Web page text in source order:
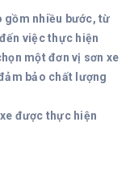
gồm nhiều bước, từ
việc thực hiện
một đơn vị sơn xe
bảo chất lượng
được thực hiện